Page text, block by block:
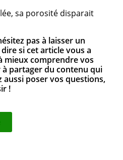
sa porosité disparait
pas à laisser un
si cet article vous a
mieux comprendre vos
partager du contenu qui
aussi poser vos questions,
!